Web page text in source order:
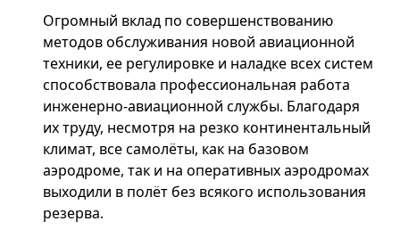
Огромный вклад по совершенствованию
методов обслуживания новой авиационной
техники, ее регулировке и наладке всех систем
способствовала профессиональная работа
инженерно-авиационной службы. Благодаря
их труду, несмотря на резко континентальный
климат, все самолёты, как на базовом
аэродроме, так и на оперативных аэродромах
выходили в полёт без всякого использования
резерва.